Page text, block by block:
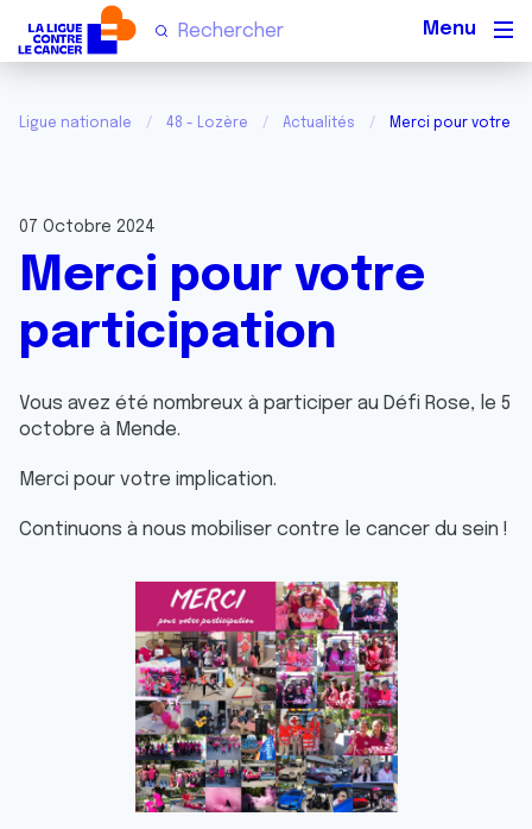
Ligue nationale 48 - Lozère Actualités Merci pour votre
07 Octobre 2024
Merci pour votre
participation
Vous avez été nombreux à participer au Défi Rose, le 5
octobre à Mende.
Merci pour votre implication.
Continuons à nous mobiliser contre le cancer du sein !